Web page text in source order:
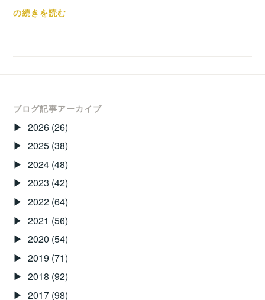
群
無
塾
あ
り
ま
す！！
の続きを読む
ブログ記事アーカイブ
2026 (26)
2025 (38)
2024 (48)
2023 (42)
2022 (64)
2021 (56)
2020 (54)
2019 (71)
2018 (92)
2017 (98)